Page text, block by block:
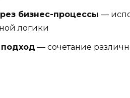
бизнес-процессы —
логики
— сочетание